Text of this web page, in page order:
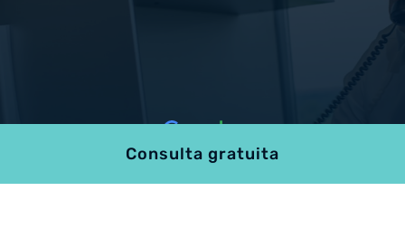
Consulta gratuita